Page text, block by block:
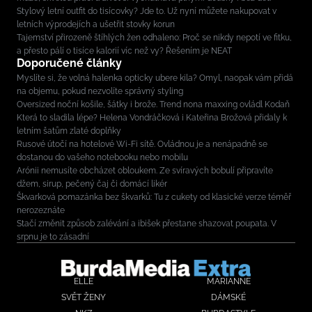
Stylový letní outfit do tisícovky? Jde to. Už nyní můžete nakupovat v
letních výprodejích a ušetřit stovky korun
Tajemství přirozeně štíhlých žen odhaleno: Proč se nikdy nepotí ve fitku,
a přesto pálí o tisíce kalorií víc než vy? Řešením je NEAT
Doporučené články
Myslíte si, že volná halenka opticky ubere kila? Omyl, naopak vám přidá
na objemu, pokud nezvolíte správný styling
Oversized noční košile, šátky i brože. Trend nona maxxing ovládl Kodaň
Která to sladila lépe? Helena Vondráčková i Kateřina Brožová přidaly k
letním šatům zlaté doplňky
Rusové útočí na hotelové Wi-Fi sítě. Ovládnou je a nenápadně se
dostanou do vašeho notebooku nebo mobilu
Arónii nemusíte obcházet obloukem. Ze svíravých bobulí připravíte
džem, sirup, pečený čaj či domácí likér
Škvarková pomazánka bez škvarků: Tu z cukety od klasické verze téměř
nerozeznáte
Stačí změnit způsob zalévání a ibišek přestane shazovat poupata. V
srpnu je to zásadní
ELLE
MARIANNE
SVĚT ŽENY
DÁMSKÉ